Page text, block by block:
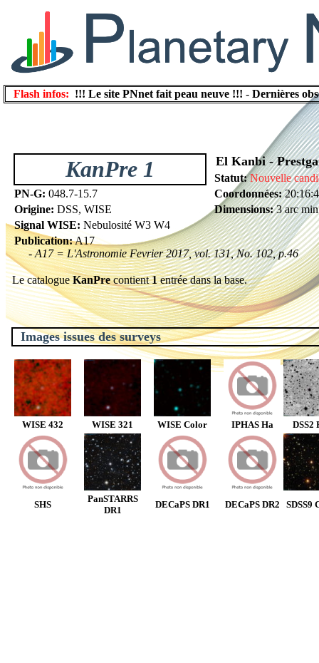
Flash infos: !!! Le site PNnet fait peau neuve !!! - Dernières
KanPre 1 El Kanbi -
Statut: Nouvelle
PN-G: 048.7-15.7 Coordonnées:
Origine: DSS, WISE Dimensions:3 arc min
Signal WISE: Nebulosité W3 W4
Publication:A17
- A17 = L'Astronomie Fevrier 2017, vol. 131, No. 102, p.46
Le catalogueKanPrecontient1entrée dans la base.
Images issues des surveys
WISE 432 WISE 321 WISE Color IPHAS Ha DSS2
SHS
PanSTARRS
DR1
DECaPS DR1 DECaPS DR2 SDSS9